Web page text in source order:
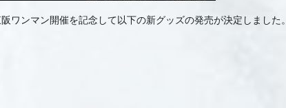
ンマン開催を記念して以下の新グッズの発売が決定しました。